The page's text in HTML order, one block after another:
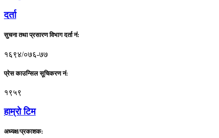
दर्ता
सुचना तथा प्रसारण विभाग दर्ता नं:
१६९४/०७६-७७
प्रेस काउन्सिल सूचिकरण नं:
१९५९
हाम्राे टिम
अध्यक्ष/प्रकाशक: